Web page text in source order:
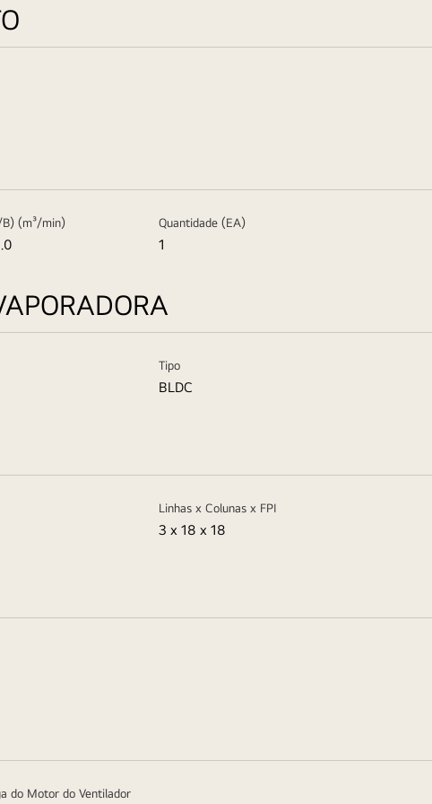
(m³/min) Quantidade (EA)
1
Tipo
BLDC
Linhas x Colunas x FPI
3 x 18 x 18
do Motor do Ventilador